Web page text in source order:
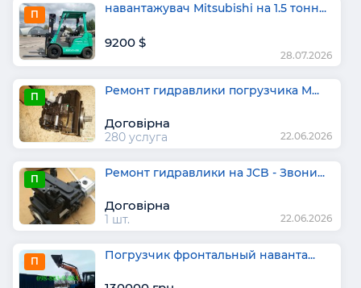
П навантажувач Mitsubishi на 1.5 тонн...
9200 $
28.07.2026
П Ремонт гидравлики погрузчика M...
Договірна
280 услуга 22.06.2026
П Ремонт гидравлики на JCB - Звони...
Договірна
1 шт. 22.06.2026
П Погрузчик фронтальный наванта...